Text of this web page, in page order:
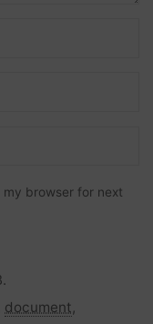
my browser for next
document,